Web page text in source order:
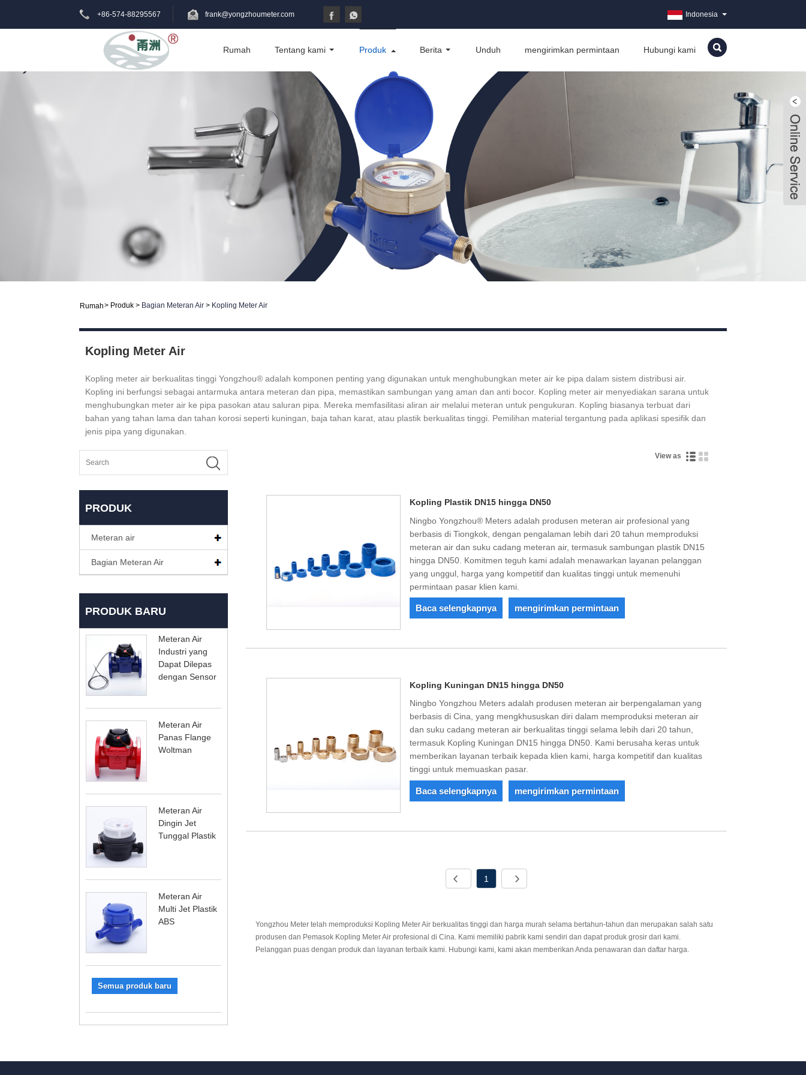
+86-574-88295567 frank@yongzhoumeter.com Indonesia
Rumah Tentang kami Produk Berita Unduh mengirimkan permintaan Hubungi kami
Rumah> Produk > Bagian Meteran Air > Kopling Meter Air
Kopling Meter Air
Kopling meter air berkualitas tinggi Yongzhou® adalah komponen penting yang digunakan untuk menghubungkan meter air ke pipa dalam sistem distribusi air.
Kopling ini berfungsi sebagai antarmuka antara meteran dan pipa, memastikan sambungan yang aman dan anti bocor. Kopling meter air menyediakan sarana untuk
menghubungkan meter air ke pipa pasokan atau saluran pipa. Mereka memfasilitasi aliran air melalui meteran untuk pengukuran. Kopling biasanya terbuat dari
bahan yang tahan lama dan tahan korosi seperti kuningan, baja tahan karat, atau plastik berkualitas tinggi. Pemilihan material tergantung pada aplikasi spesifik dan
jenis pipa yang digunakan.
PRODUK
Meteran air
Bagian Meteran Air
PRODUK BARU
Meteran Air
Industri yang
Dapat Dilepas
dengan Sensor
Meteran Air
Panas Flange
Woltman
Meteran Air
Dingin Jet
Tunggal Plastik
Meteran Air
Multi Jet Plastik
ABS
Semua produk baru
View as
Kopling Plastik DN15 hingga DN50
Ningbo Yongzhou® Meters adalah produsen meteran air profesional yang
berbasis di Tiongkok, dengan pengalaman lebih dari 20 tahun memproduksi
meteran air dan suku cadang meteran air, termasuk sambungan plastik DN15
hingga DN50. Komitmen teguh kami adalah menawarkan layanan pelanggan
yang unggul, harga yang kompetitif dan kualitas tinggi untuk memenuhi
permintaan pasar klien kami.
Baca selengkapnya mengirimkan permintaan
Kopling Kuningan DN15 hingga DN50
Ningbo Yongzhou Meters adalah produsen meteran air berpengalaman yang
berbasis di Cina, yang mengkhususkan diri dalam memproduksi meteran air
dan suku cadang meteran air berkualitas tinggi selama lebih dari 20 tahun,
termasuk Kopling Kuningan DN15 hingga DN50. Kami berusaha keras untuk
memberikan layanan terbaik kepada klien kami, harga kompetitif dan kualitas
tinggi untuk memuaskan pasar.
Baca selengkapnya mengirimkan permintaan
1
Yongzhou Meter telah memproduksi Kopling Meter Air berkualitas tinggi dan harga murah selama bertahun-tahun dan merupakan salah satu
produsen dan Pemasok Kopling Meter Air profesional di Cina. Kami memiliki pabrik kami sendiri dan dapat produk grosir dari kami.
Pelanggan puas dengan produk dan layanan terbaik kami. Hubungi kami, kami akan memberikan Anda penawaran dan daftar harga.